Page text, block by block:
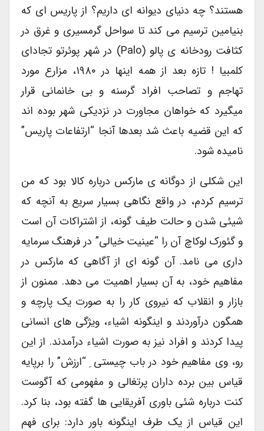
هستند؟ چه دنیای دیوانه ای داریم؟ از پاریس ای که
بنیامین ترسیم می کند تا سواحل گرمسیری و غرق در
کثافت رودخانه ی پالو (Palo) در شهر پوئرتو تجادای
کلمبیا ! تازه بعد از همه اینها در ۱۹۸۰، مزارع مورد
تهاجم و تصاحب افراد گرسنه و بی خانمانی قرار
میگیرد که خواهان مجاورت در نزدیکی شهر بوده اند
که این قضیه باعث شد بعدها آنجا “ارتفاعات پاریس”
نامیده شود.
این شکلی از دوگانه ی مارکس درباره کالا بود که من
ترسیم کردم، در واقع نگاهی بسیار سریع به آنچه که
شیئی شدن و حالت طیف گونه، از اشتراکات آن است
و گئورک لوکاچ آن را “عینیت خیالی” در فرهنگ سرمایه
داری می نامد. آن گونه ای از آگاهی که مارکس در
مفاهیم خود، به آن بسیار اهمیت می دهد. ممنون از
بازار و انقلاب که نیروی کار را به صورت یک پارچه و
همگون درآوردند و اینگونه اشیاء، ویژگی های انسانی
پیدا کردند و افراد نیز به صورت اشیاء درآمدند. از این
رو، وی مفاهیم خود در باب چیستی ِ “ارزش” را برپایه
قیاس بین برده داران پرتغالی و مفهومی که آگوست
کنت درباره شئی باوری آفریقایی ها گفته بود، بنا کرد.
این قیاس از یک طرف اینگونه باور دارد: برای فهم